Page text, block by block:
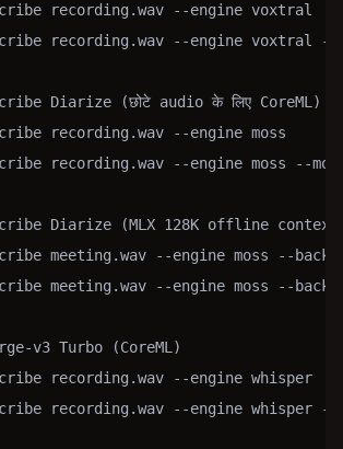
recording.wav --engine voxtral
recording.wav --engine voxtral
Diarize (छोटे audio के लिए CoreML)
recording.wav --engine moss
recording.wav --engine moss --
Diarize (MLX 128K offline context;
meeting.wav --engine moss --
meeting.wav --engine moss --
v3 Turbo (CoreML)
recording.wav --engine whisper
recording.wav --engine whisper --